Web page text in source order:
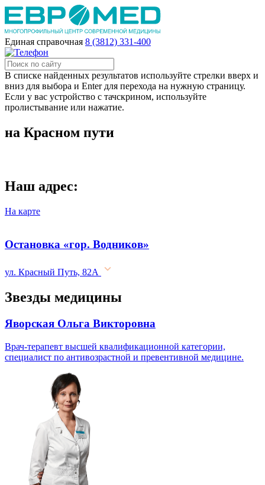
Единая справочная 8 (3812) 331-400
В списке найденных результатов используйте стрелки вверх и
вниз для выбора и Enter для перехода на нужную страницу.
Если у вас устройство с тачскрином, используйте
пролистывание или нажатие.
на Красном пути
Наш адрес:
На карте
Остановка «гор. Водников»
ул. Красный Путь, 82А
Звезды медицины
Яворская Ольга Викторовна
Врач-терапевт высшей квалификационной категории,
специалист по антивозрастной и превентивной медицине.